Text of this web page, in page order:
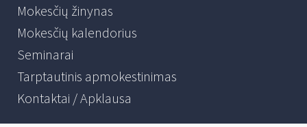
Mokesčių žinynas
Mokesčių kalendorius
Seminarai
Tarptautinis apmokestinimas
Kontaktai / Apklausa